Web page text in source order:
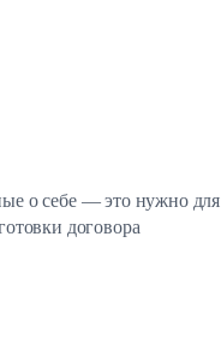
о себе — это нужно для
договора